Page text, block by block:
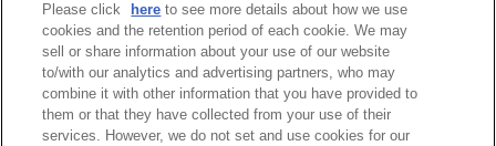
privacypolicy
Do Not Sell or Share My
Personal Information
ウェブサイトご利用条件
ソーシャルメディアポリシー
個人情報保護方針
お問い合わせ
Please click
here to see more details about how we use
cookies and the retention period of each cookie. We may
sell or share information about your use of our website
to/with our analytics and advertising partners, who may
combine it with other information that you have provided to
them or that they have collected from your use of their
services. However, we do not set and use cookies for our